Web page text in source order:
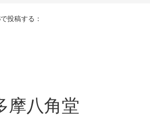
投稿する：
摩八角堂